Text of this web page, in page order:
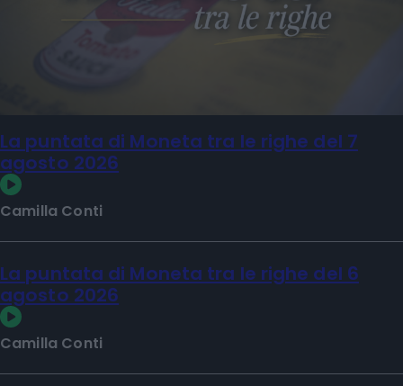
La puntata di Moneta tra le righe del 7
agosto 2026
Camilla Conti
La puntata di Moneta tra le righe del 6
agosto 2026
Camilla Conti